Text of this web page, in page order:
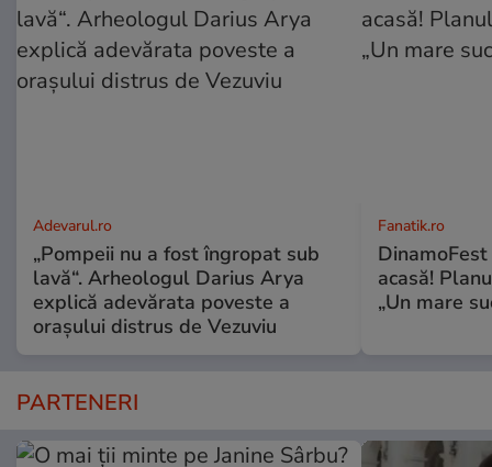
Adevarul.ro
„Pompeii nu a fost îngropat sub
lavă“. Arheologul Darius Arya
explică adevărata poveste a
orașului distrus de Vezuviu
Fanatik.ro
acasă!
„Un mare
PARTENERI